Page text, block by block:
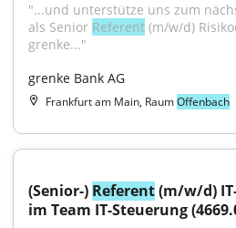
"...und unterstütze uns zum
als Senior Referent (m/w/d)
grenke..."
grenke Bank AG
Frankfurt am Main, RaumOffenbach
(Senior-) Referent (m/w/d)
im Team IT-Steuerung